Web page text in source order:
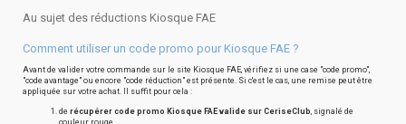
Au sujet des réductions Kiosque FAE
Comment utiliser un code promo pour Kiosque FAE ?
Avant de valider votre commande sur le site Kiosque FAE, vérifiez si une case "code promo",
"code avantage" ou encore "code réduction" est présente. Si c'est le cas, une remise peut être
appliquée sur votre achat. Il suffit pour cela :
de récupérer code promo Kiosque FAE valide sur CeriseClub, signalé de
couleur rouge